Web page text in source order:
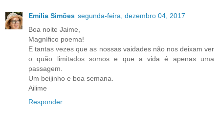
Emília Simões segunda-feira, dezembro 04, 2017
Boa noite Jaime,
Magnífico poema!
E tantas vezes que as nossas vaidades não nos deixam ver
o quão limitados somos e que a vida é apenas uma
passagem.
Um beijinho e boa semana.
Ailime
Responder